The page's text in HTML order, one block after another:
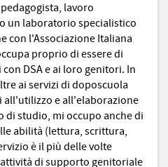
lavoro
un laboratorio specialistico
con l'Associazione Italiana
proprio di essere di
DSA e ai loro genitori. In
ai servizi di doposcuola
all'utilizzo e all'elaborazione
di studio, mi occupo anche di
abilità (lettura, scrittura,
è il più delle volte
di supporto genitoriale